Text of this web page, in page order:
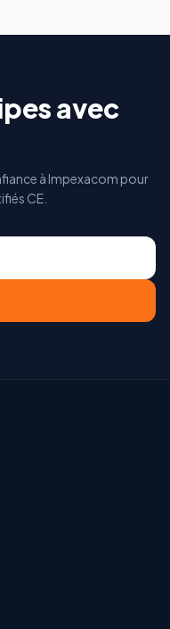
avec
à Impexacom pour
CE.